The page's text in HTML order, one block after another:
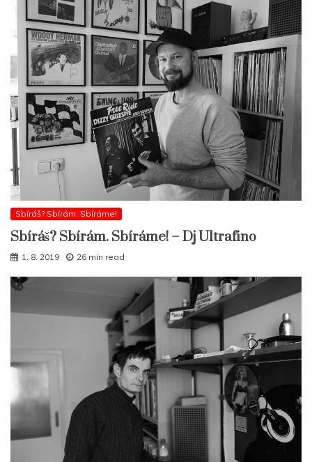
Sbíráš? Sbírám. Sbíráme!
Sbíráš? Sbírám. Sbíráme! – Dj Ultrafino
1. 8. 2019 26 min read